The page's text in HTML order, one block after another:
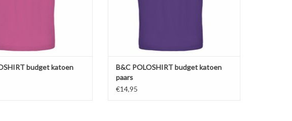
budget katoen
B&C POLOSHIRT budget katoen
paars
€14,95